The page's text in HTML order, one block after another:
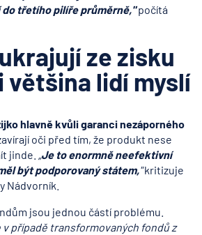
třetího pilíře průměrně," počítá
ze zisku
většina lidí myslí
hlavně kvůli garanci nezáporného
oči před tím, že produkt nese
jinde. „Je to enormně neefektivní
být podporovaný státem,"kritizuje
Nádvorník.
jsou jednou částí problému.
v případě transformovaných fondů z